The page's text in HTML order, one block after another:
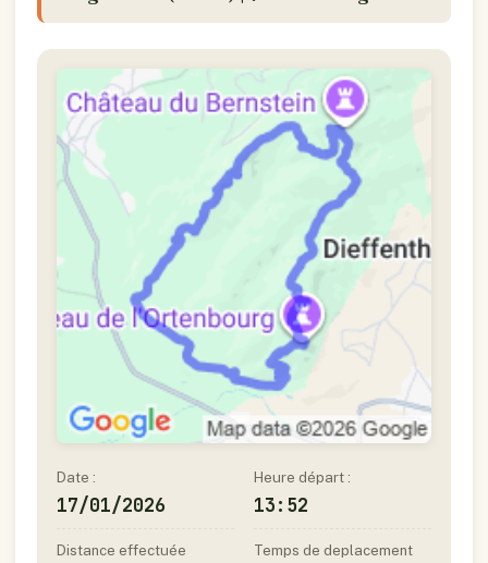
Date :
17/01/2026
Heure départ :
13:52
Distance effectuée Temps de deplacement